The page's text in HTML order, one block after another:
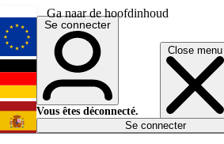
Ga naar de hoofdinhoud
Close menu
English
Deutsch
Español
Se connecter
Vous êtes déconnecté.
Se connecter